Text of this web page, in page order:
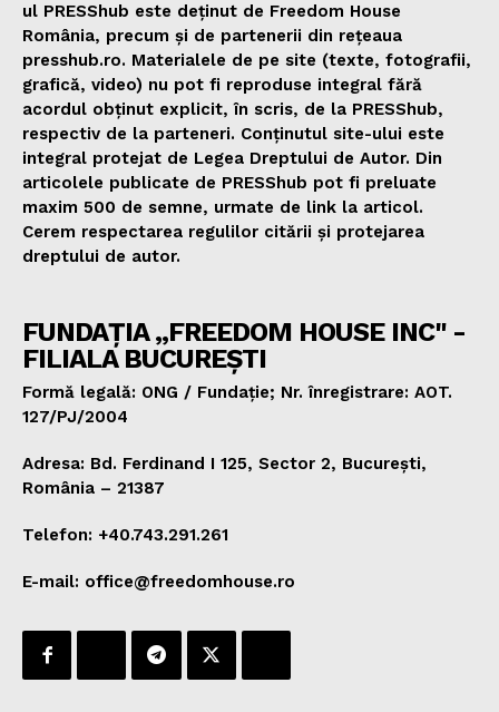
ul PRESShub este deținut de Freedom House
România, precum și de partenerii din rețeaua
presshub.ro. Materialele de pe site (texte, fotografii,
grafică, video) nu pot fi reproduse integral fără
acordul obținut explicit, în scris, de la PRESShub,
respectiv de la parteneri. Conținutul site-ului este
integral protejat de Legea Dreptului de Autor. Din
articolele publicate de PRESShub pot fi preluate
maxim 500 de semne, urmate de link la articol.
Cerem respectarea regulilor citării și protejarea
dreptului de autor.
FUNDAȚIA „FREEDOM HOUSE INC" -
FILIALA BUCUREȘTI
Formă legală: ONG / Fundație; Nr. înregistrare: AOT.
127/PJ/2004
Adresa: Bd. Ferdinand I 125, Sector 2, București,
România – 21387
Telefon: +40.743.291.261
E-mail: office@freedomhouse.ro